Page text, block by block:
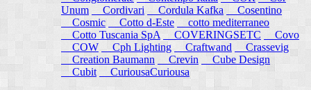
Unum
Cordivari Cordula Kafka
Cosentino
Cosmic
Cotto d-Este
cotto mediterraneo
Cotto Tuscania SpA
COVERINGSETC
Covo
COW
Cph Lighting Craftwand
Crassevig
Creation Baumann
Crevin
Cube Design
Cubit
CuriousaCuriousa